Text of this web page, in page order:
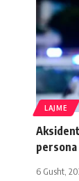
LAJME
persona
6 Gusht,